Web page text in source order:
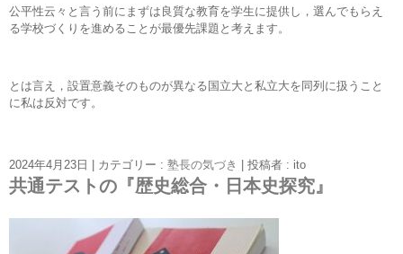
公平性云々と言う前にまずは良質な教育を学生に提供し，選んでもらえ
る学校づくりを進めることが最優先課題と考えます。
とは言え，設置意義そのものが異なる国立大と私立大を同列に扱うこと
に私は反対です。
2024年4月23日 | カテゴリー : 塾長の気づき | 投稿者 : ito
共通テストの『歴史総合・日本史探究』